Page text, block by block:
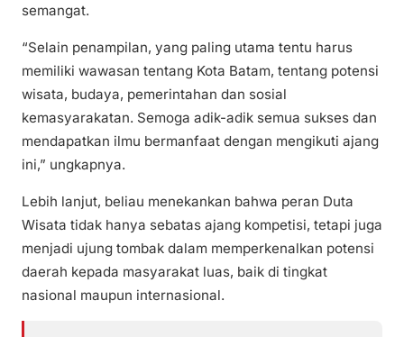
semangat.
“Selain penampilan, yang paling utama tentu harus
memiliki wawasan tentang Kota Batam, tentang potensi
wisata, budaya, pemerintahan dan sosial
kemasyarakatan. Semoga adik-adik semua sukses dan
mendapatkan ilmu bermanfaat dengan mengikuti ajang
ini,” ungkapnya.
Lebih lanjut, beliau menekankan bahwa peran Duta
Wisata tidak hanya sebatas ajang kompetisi, tetapi juga
menjadi ujung tombak dalam memperkenalkan potensi
daerah kepada masyarakat luas, baik di tingkat
nasional maupun internasional.